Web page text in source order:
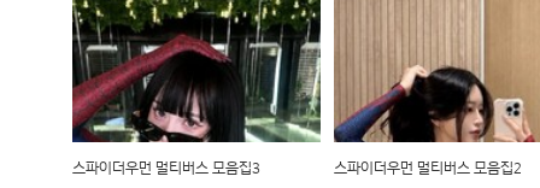
스파이더우먼 멀티버스 모음집3 스파이더우먼 멀티버스 모음집2